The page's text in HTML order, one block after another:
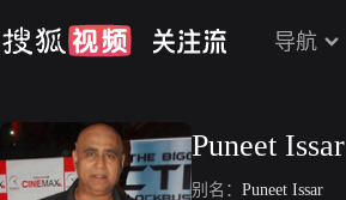
导航
Puneet Issar
别名： Puneet Issar